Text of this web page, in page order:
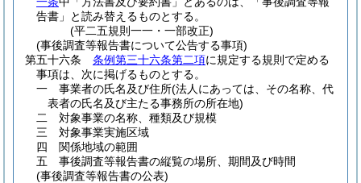
告書」と読み替えるものとする。
(平二五規則一一・一部改正)
(事後調査等報告書について公告する事項)
第五十六条
条例第三十六条第二項に規定する規則で定める
事項は、次に掲げるものとする。
一
事業者の氏名及び住所(法人にあっては、その名称、代
表者の氏名及び主たる事務所の所在地)
二
対象事業の名称、種類及び規模
三
対象事業実施区域
四
関係地域の範囲
五
事後調査等報告書の縦覧の場所、期間及び時間
(事後調査等報告書の公表)